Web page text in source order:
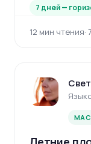
7 дней —
12 мин чтения·